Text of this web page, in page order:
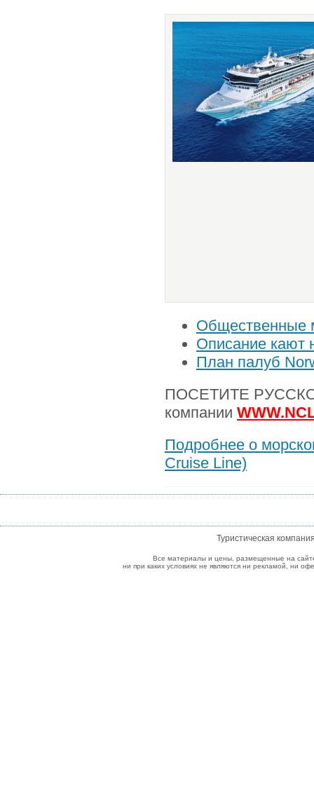
Общественные
Описание кают
План палуб
ПОСЕТИТЕ
компании
Подробнее о
Cruise Line)
Туристическая
Все материалы и цены, размещенные на
ни при каких условиях не являются ни рекламой, ни